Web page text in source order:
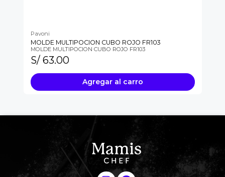
Pavoni
MOLDE MULTIPOCION CUBO ROJO FR103
MOLDE MULTIPOCION CUBO ROJO FR103
S/ 63.00
Agregar al carro